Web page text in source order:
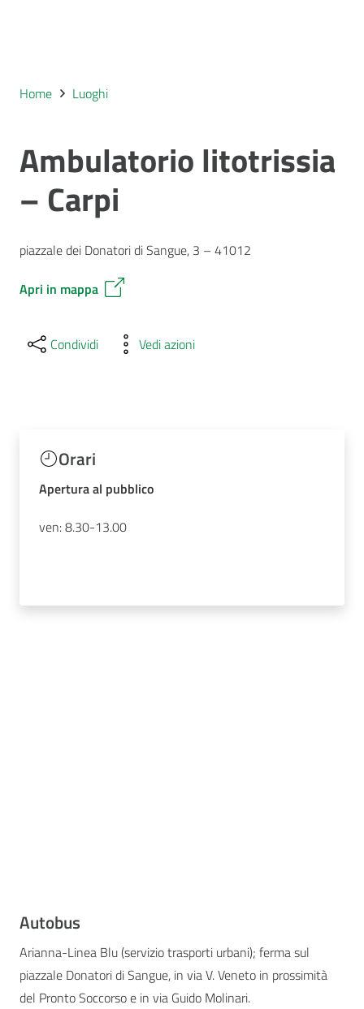
Home Luoghi
Ambulatorio litotrissia
– Carpi
piazzale dei Donatori di Sangue, 3 – 41012
Apri in mappa
Condividi Vedi azioni
Orari
Apertura al pubblico
ven: 8.30-13.00
Autobus
Arianna-Linea Blu (servizio trasporti urbani); ferma sul
piazzale Donatori di Sangue, in via V. Veneto in prossimità
del Pronto Soccorso e in via Guido Molinari.